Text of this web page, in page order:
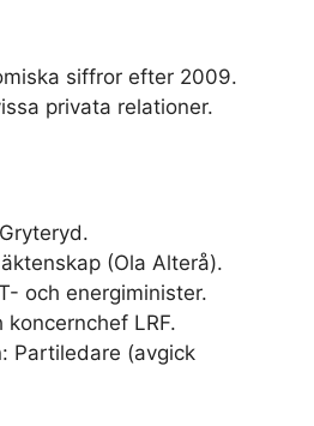
siffror efter 2009.
privata relationer.
(Ola Alterå).
och energiminister.
koncernchef LRF.
Partiledare (avgick